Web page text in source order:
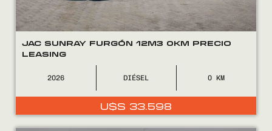
JAC SUNRAY FURGÓN 12M3 0KM PRECIO
LEASING
2026 DIÉSEL 0
U$S 33.598